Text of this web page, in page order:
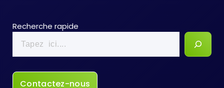
Recherche rapide
Contactez-nous